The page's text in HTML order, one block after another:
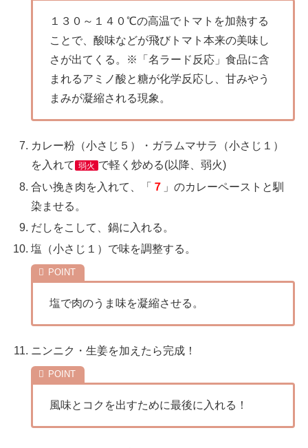
１３０～１４０℃の高温でトマトを加熱する
ことで、酸味などが飛びトマト本来の美味し
さが出てくる。※「名ラード反応」食品に含
まれるアミノ酸と糖が化学反応し、甘みやう
まみが凝縮される現象。
カレー粉（小さじ５）・ガラムマサラ（小さじ１）
を入れて 弱火 で軽く炒める(以降、弱火)
合い挽き肉を入れて、「 ７ 」のカレーペーストと馴
染ませる。
だしをこして、鍋に入れる。
塩（小さじ１）で味を調整する。
塩で肉のうま味を凝縮させる。
ニンニク・生姜を加えたら完成！
風味とコクを出すために最後に入れる！